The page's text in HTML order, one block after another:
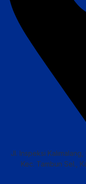
Jl. Inspeksi Kalimalang,
Kec. Tambun Sel.,